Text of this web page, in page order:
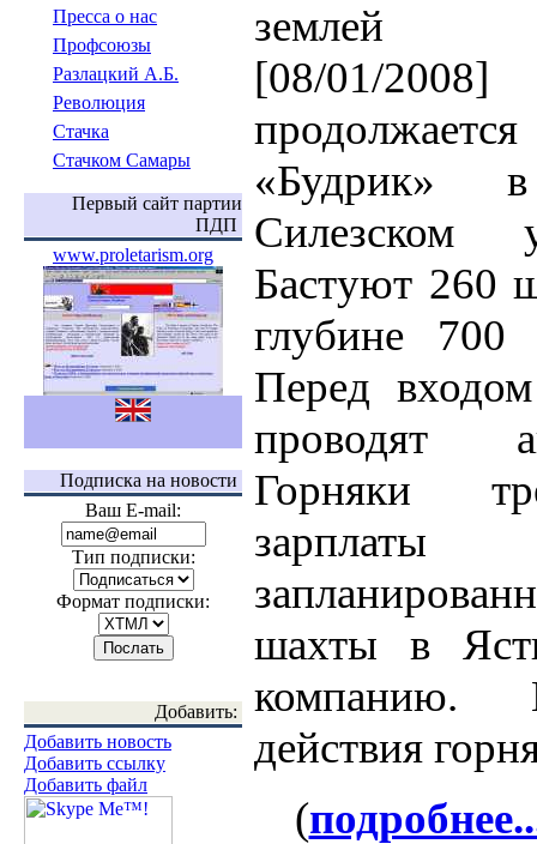
Пресса о нас
Профсоюзы
Разлацкий А.Б.
Революция
Стачка
Стачком Самары
Первый сайт партии
ПДП
www.proletarism.org
Подписка на новости
Ваш E-mail:
Тип подписки:
Формат подписки:
Добавить:
Добавить новость
Добавить ссылку
Добавить файл
землей
[08/01/2008]
«Будрик»
Силезском
Бастуют 260
глубине 700
Перед
проводят
Горняки
шахты в
компанию.
действия
(